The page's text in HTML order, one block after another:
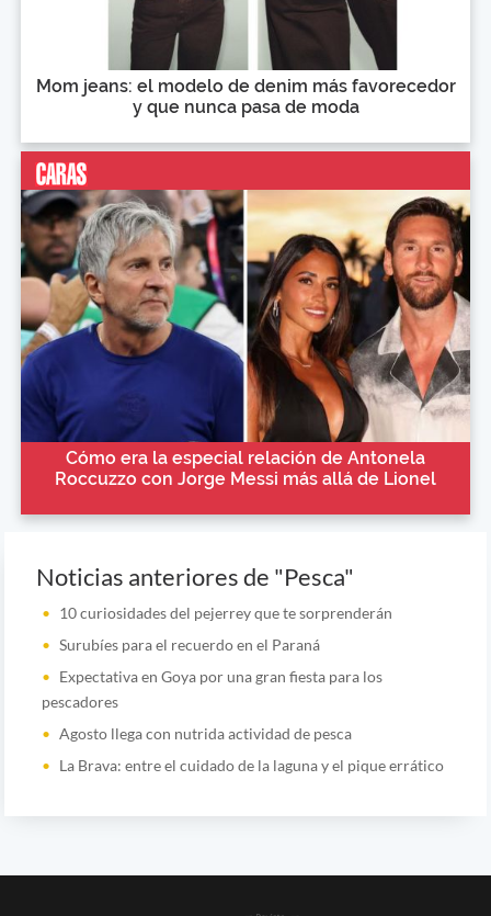
Mom jeans: el modelo de denim más favorecedor
y que nunca pasa de moda
Cómo era la especial relación de Antonela
Roccuzzo con Jorge Messi más allá de Lionel
Noticias anteriores de "Pesca"
10 curiosidades del pejerrey que te sorprenderán
Surubíes para el recuerdo en el Paraná
Expectativa en Goya por una gran fiesta para los
pescadores
Agosto llega con nutrida actividad de pesca
La Brava: entre el cuidado de la laguna y el pique errático